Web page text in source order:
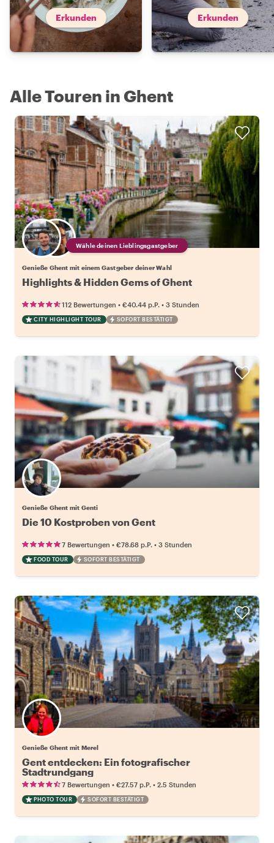
Erkunden Erkunden
Alle Touren in Ghent
Wähle deinen Lieblingsgastgeber
Genieße Ghent mit einem Gastgeber deiner Wahl
Highlights & Hidden Gems of Ghent
112 Bewertungen • €40.44 p.P. • 3 Stunden
CITY HIGHLIGHT TOUR SOFORT BESTÄTIGT
Genieße Ghent mit Genti
Die 10 Kostproben von Gent
7 Bewertungen • €78.68 p.P. • 3 Stunden
FOOD TOUR SOFORT BESTÄTIGT
Genieße Ghent mit Merel
Gent entdecken: Ein fotografischer
Stadtrundgang
7 Bewertungen • €27.57 p.P. • 2.5 Stunden
PHOTO TOUR SOFORT BESTÄTIGT